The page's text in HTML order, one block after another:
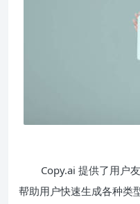
Copy.ai 提供了用户
帮助用户快速生成各种类